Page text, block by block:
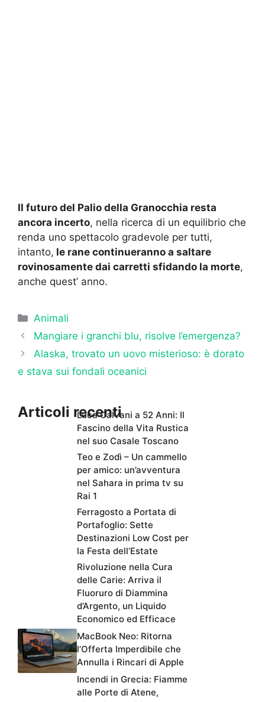
Il futuro del Palio della Granocchia resta
ancora incerto, nella ricerca di un equilibrio che
renda uno spettacolo gradevole per tutti,
intanto, le rane continueranno a saltare
rovinosamente dai carretti sfidando la morte,
anche quest’ anno.
Categorie
Animali
Mangiare i granchi blu, risolve l’emergenza?
Alaska, trovato un uovo misterioso: è dorato
e stava sui fondali oceanici
Articoli recentiLuca Calvani a 52 Anni: Il
Fascino della Vita Rustica
nel suo Casale Toscano
Teo e Zodì – Un cammello
per amico: un’avventura
nel Sahara in prima tv su
Rai 1
Ferragosto a Portata di
Portafoglio: Sette
Destinazioni Low Cost per
la Festa dell’Estate
Rivoluzione nella Cura
delle Carie: Arriva il
Fluoruro di Diammina
d’Argento, un Liquido
Economico ed Efficace
MacBook Neo: Ritorna
l’Offerta Imperdibile che
Annulla i Rincari di Apple
Incendi in Grecia: Fiamme
alle Porte di Atene,